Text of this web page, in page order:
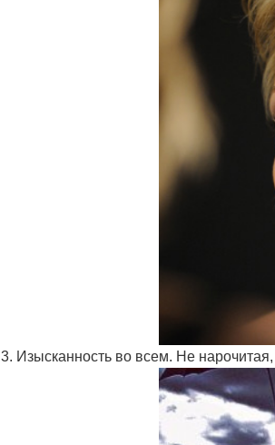
3. Изысканность во всем. Не нарочитая,